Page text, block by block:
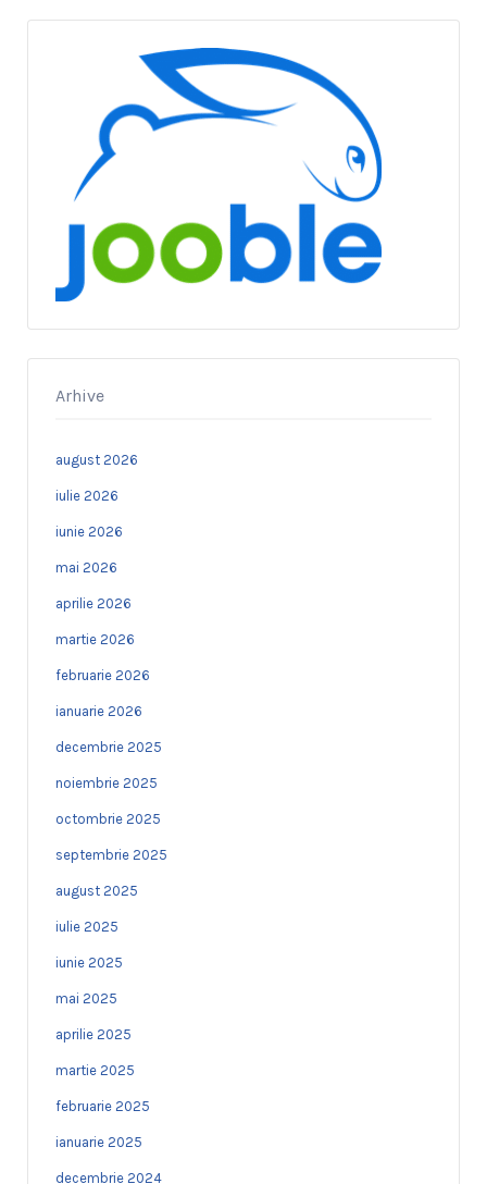
Arhive
august 2026
iulie 2026
iunie 2026
mai 2026
aprilie 2026
martie 2026
februarie 2026
ianuarie 2026
decembrie 2025
noiembrie 2025
octombrie 2025
septembrie 2025
august 2025
iulie 2025
iunie 2025
mai 2025
aprilie 2025
martie 2025
februarie 2025
ianuarie 2025
decembrie 2024